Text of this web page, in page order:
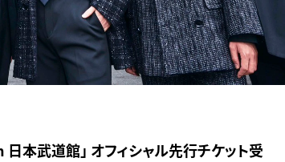
本武道館」 オフィシャル先行チケット受